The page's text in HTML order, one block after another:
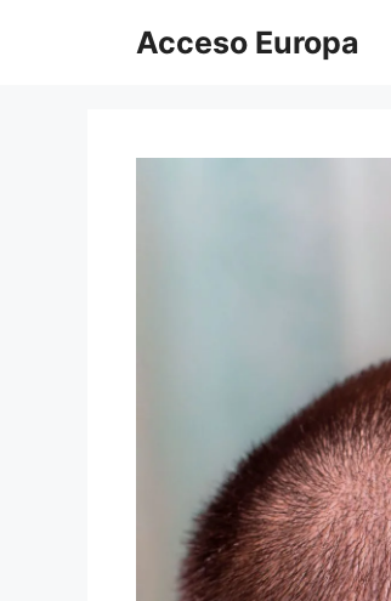
Acceso Europa